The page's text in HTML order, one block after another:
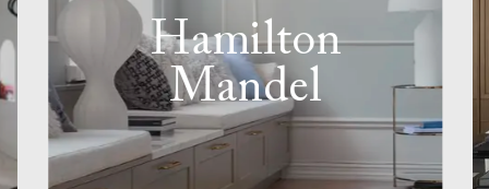
Hamilton
Mandel